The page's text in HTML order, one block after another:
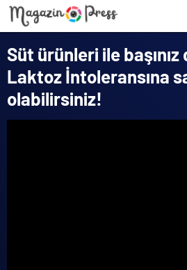
Süt ürünleri ile
Laktoz İntoleransına
olabilirsiniz!